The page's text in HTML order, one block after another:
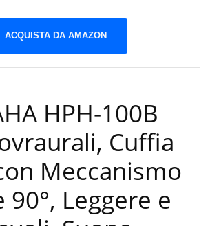
ACQUISTA DA AMAZON
HPH-100B
Cuffia
Meccanismo
90°, Leggere e